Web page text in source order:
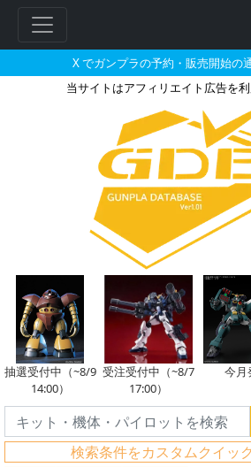
X でガンプラの予約・販売開始の
当サイトはアフィリエイト広告を利
2019年に販売される
抽選受付中（~8/9
14:00）
受注受付中（~8/7
17:00）
今月
検索条件をカスタムクイッ